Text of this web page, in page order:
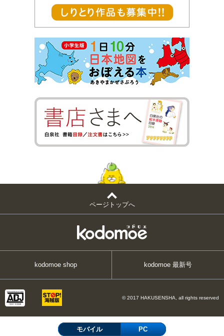
ページトップへ
kodomoe shop kodomoe 最新号
© 2017 HAKUSENSHA, all rights reserved
モバイル PC